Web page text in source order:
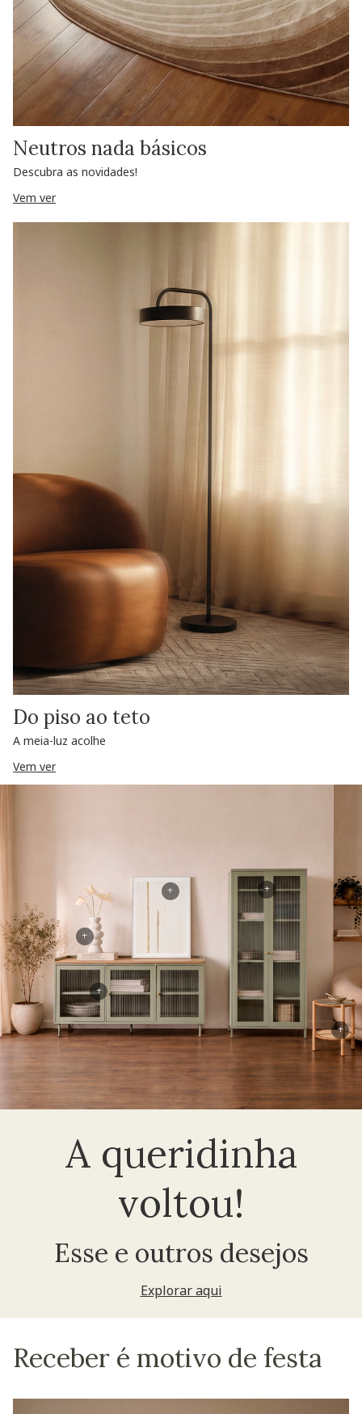
Neutros nada básicos
Descubra as novidades!
Vem ver
Do piso ao teto
A meia-luz acolhe
Vem ver
A queridinha
voltou!
Esse e outros desejos
Explorar aqui
+
+
+
+
+
Receber é motivo de festa